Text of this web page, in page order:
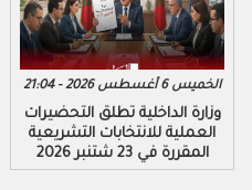
الخميس 6 أغسطس 2026 - 21:04
وزارة الداخلية تطلق التحضيرات
العملية للانتخابات التشريعية
المقررة في 23 شتنبر 2026